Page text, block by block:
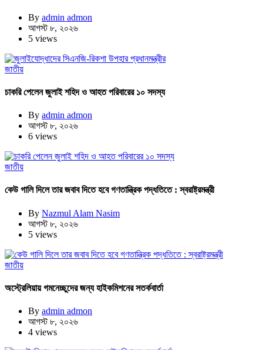
By admin admon
আগস্ট ৮, ২০২৬
5 views
জাতীয়
চাকরি পেলেন জুলাই শহিদ ও আহত পরিবারের ১০ সদস্য
By admin admon
আগস্ট ৮, ২০২৬
6 views
জাতীয়
কেউ গালি দিলে তার জবাব দিতে হবে গণতান্ত্রিক পদ্ধতিতে : স্বরাষ্ট্রমন্ত্রী
By Nazmul Alam Nasim
আগস্ট ৮, ২০২৬
5 views
জাতীয়
অস্ট্রেলিয়ায় গমনেচ্ছুদের জন্য হাইকমিশনের সতর্কবার্তা
By admin admon
আগস্ট ৮, ২০২৬
4 views